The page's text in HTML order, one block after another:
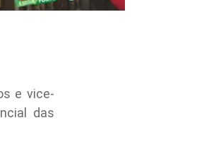
e vice-
das